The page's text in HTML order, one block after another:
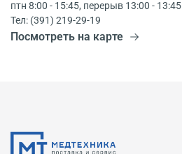
птн 8:00 - 15:45, перерыв 13:00 - 13:45
Тел: (391) 219-29-19
Посмотреть на карте